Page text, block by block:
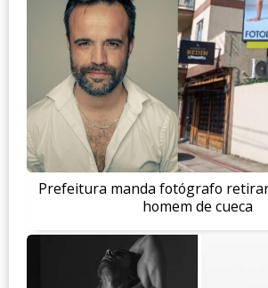
Prefeitura manda fotógrafo
homem de cueca